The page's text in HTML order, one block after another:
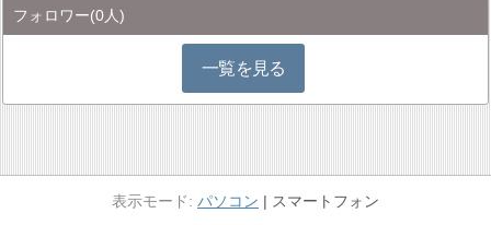
フォロワー(0人)
一覧を見る
パソコン スマートフォン